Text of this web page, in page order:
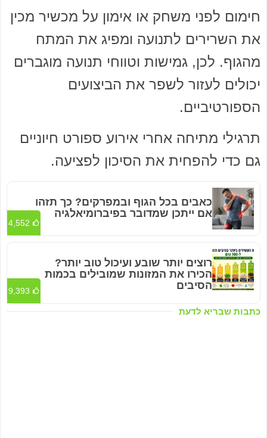
חימום לפני משחק או אימון על מכשיר מכין
את השרירים לתנועה ומפיג את המתח
מהגוף. לכן, גמישות וטווחי תנועה מוגברים
יכולים לעזור לשפר את הביצועים
הספורטיביים.
תרגילי מתיחה אחרי אירוע ספורט חיוניים
גם כדי להפחית את הסיכון לפציעה.
כתבות שבריא לדעת
כאבים בכל הגוף ובמפרקים? כך תזהו
אם ייתכן שמדובר בפיברומיאלגיה
4,552
רוצים יותר שובע ועיכול טוב יותר?
הכירו את המזונות שמובילים בכמות
הסיבים
9,393